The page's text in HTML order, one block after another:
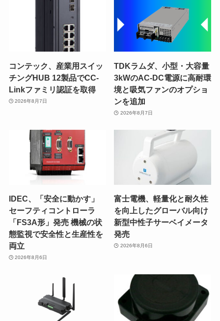
コンテック、産業用スイッ
チングHUB 12製品でCC-
Linkファミリ認証を取得
2026年8月7日
TDKラムダ、小型・大容量
3kWのAC-DC電源に高耐環
境と吸気ファンのオプショ
ンを追加
2026年8月7日
IDEC、「安全に動かす」
セーフティコントローラ
「FS3A形」発売 機械の状
態監視で安全性と生産性を
両立
2026年8月6日
富士電機、軽量化と耐久性
を向上したグローバル向け
新型中性子サーベイメータ
発売
2026年8月6日